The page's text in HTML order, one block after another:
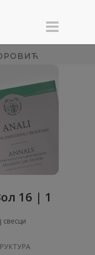
16 | 1
свесци